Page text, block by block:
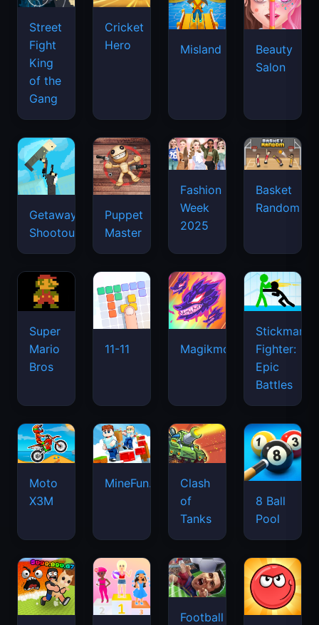
Street
Fight
King
of the
Gang
Cricket
Hero
Misland
Beauty
Salon
Getaway
Shootout
Puppet
Master
Fashion
Week
2025
Basket
Random
Super
Mario
Bros
11-11 Magikmon
Stickman
Fighter:
Epic
Battles
Moto
X3M
MineFun.io
Clash
of
Tanks
8 Ball
Pool
Football